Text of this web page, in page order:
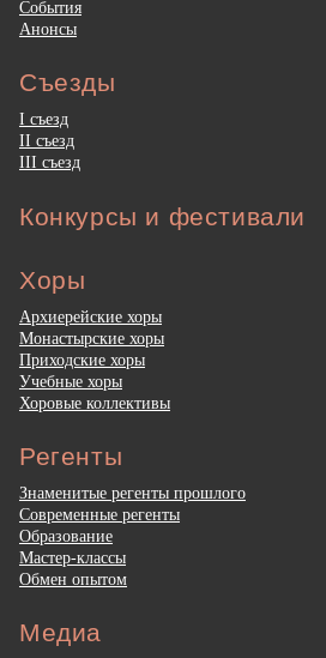
События
Анонсы
Съезды
I съезд
II съезд
III съезд
Конкурсы и фестивали
Хоры
Архиерейские хоры
Монастырские хоры
Приходские хоры
Учебные хоры
Хоровые коллективы
Регенты
Знаменитые регенты прошлого
Современные регенты
Образование
Мастер-классы
Обмен опытом
Медиа